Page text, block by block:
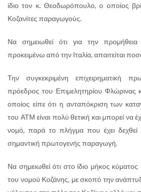
ίδιο τον κ. Θεοδωρόπουλο, ο οποίος
Κοζανίτες παραγωγούς.
Να σημειωθεί ότι για την
προκειμένω από την Ιταλία, απαιτείται
Την συγκεκριμένη επιχειρηματική
πρόεδρος του Επιμελητηρίου Φλώρινας
οποίος είπε ότι η ανταπόκριση των
του ΑΤΜ είναι πολύ θετική και μπορεί να
νομό, παρά το πλήγμα που έχει δεχθεί
σημαντική πρωτογενής παραγωγή.
Να σημειωθεί ότι στο ίδιο μήκος κύματος
του νομού Κοζάνης, με σκοπό την